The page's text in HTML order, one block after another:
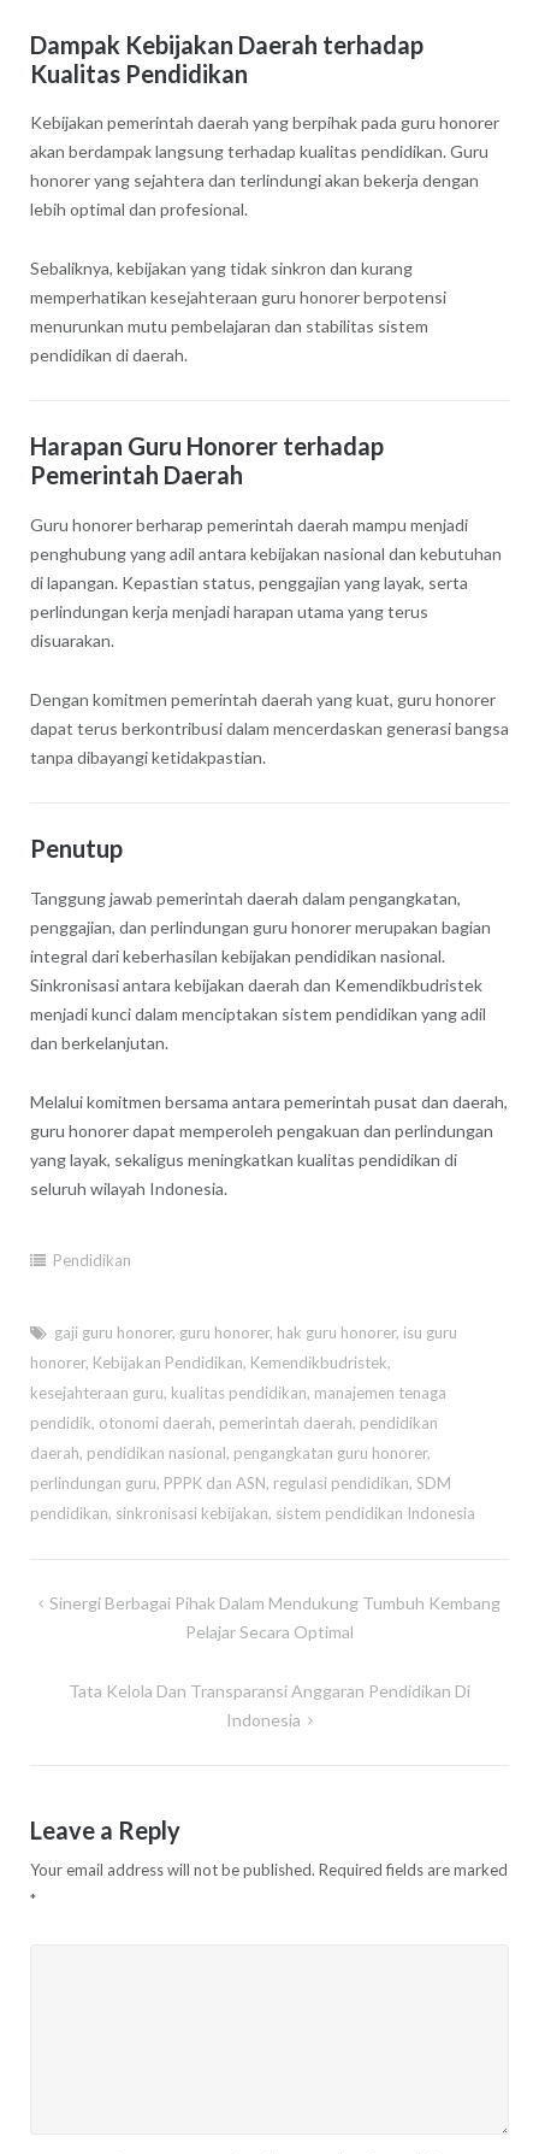
Dampak Kebijakan Daerah terhadap
Kualitas Pendidikan
Kebijakan pemerintah daerah yang berpihak pada guru honorer
akan berdampak langsung terhadap kualitas pendidikan. Guru
honorer yang sejahtera dan terlindungi akan bekerja dengan
lebih optimal dan profesional.
Sebaliknya, kebijakan yang tidak sinkron dan kurang
memperhatikan kesejahteraan guru honorer berpotensi
menurunkan mutu pembelajaran dan stabilitas sistem
pendidikan di daerah.
Harapan Guru Honorer terhadap
Pemerintah Daerah
Guru honorer berharap pemerintah daerah mampu menjadi
penghubung yang adil antara kebijakan nasional dan kebutuhan
di lapangan. Kepastian status, penggajian yang layak, serta
perlindungan kerja menjadi harapan utama yang terus
disuarakan.
Dengan komitmen pemerintah daerah yang kuat, guru honorer
dapat terus berkontribusi dalam mencerdaskan generasi bangsa
tanpa dibayangi ketidakpastian.
Penutup
Tanggung jawab pemerintah daerah dalam pengangkatan,
penggajian, dan perlindungan guru honorer merupakan bagian
integral dari keberhasilan kebijakan pendidikan nasional.
Sinkronisasi antara kebijakan daerah dan Kemendikbudristek
menjadi kunci dalam menciptakan sistem pendidikan yang adil
dan berkelanjutan.
Melalui komitmen bersama antara pemerintah pusat dan daerah,
guru honorer dapat memperoleh pengakuan dan perlindungan
yang layak, sekaligus meningkatkan kualitas pendidikan di
seluruh wilayah Indonesia.
Pendidikan
gaji guru honorer, guru honorer, hak guru honorer, isu guru
honorer, Kebijakan Pendidikan, Kemendikbudristek,
kesejahteraan guru, kualitas pendidikan, manajemen tenaga
pendidik, otonomi daerah, pemerintah daerah, pendidikan
daerah, pendidikan nasional, pengangkatan guru honorer,
perlindungan guru, PPPK dan ASN, regulasi pendidikan, SDM
pendidikan, sinkronisasi kebijakan, sistem pendidikan Indonesia
Post
Sinergi Berbagai Pihak Dalam Mendukung Tumbuh Kembang
Pelajar Secara Optimal
Tata Kelola Dan Transparansi Anggaran Pendidikan Di
Indonesia
Leave a Reply
Your email address will not be published. Required fields are marked
*